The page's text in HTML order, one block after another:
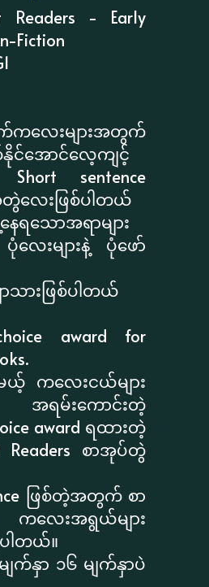
Readers - Early
Fiction
လေးများအတွက်
အောင်လေ့ကျင့်
Short sentence
တွဲလေးဖြစ်ပါတယ်
ေရသောအရာများ
လေးများနဲ့ ပုံဖော်
သားဖြစ်ပါတယ်
award for
ယ့် ကလေးငယ်များ
းကောင်းတဲ့
award ရထားတဲ့
Readers စာအုပ်တွဲ
ဖြစ်တဲ့အတွက် စာ
ေးအရွယ်များ
ါတယ်။
က်နှာ ၁၆ မျက်နှာပဲ